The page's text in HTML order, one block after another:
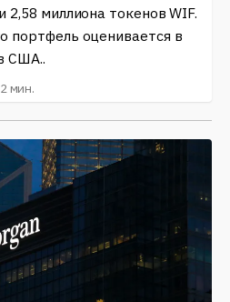
2,58 миллиона токенов WIF.
портфель оценивается в
США..
2 мин.